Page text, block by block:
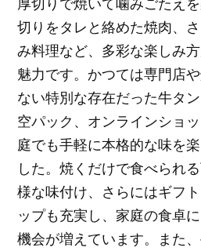
切りをタレと絡めた焼肉、
み料理など、多彩な楽しみ
魅力です。かつては専門店
ない特別な存在だった牛タ
空パック、オンラインショ
庭でも手軽に本格的な味を
した。焼くだけで食べられ
様な味付け、さらにはギフ
ップも充実し、家庭の食卓
機会が増えています。また